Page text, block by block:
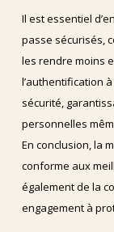
Il est essentiel
passe sécurisés,
les rendre moins
l’authentification
sécurité,
personnelles
En conclusion, la
conforme aux
également de la
engagement à